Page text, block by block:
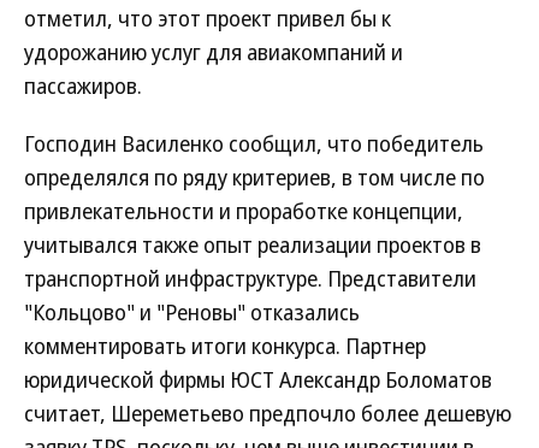
отметил, что этот проект привел бы к
удорожанию услуг для авиакомпаний и
пассажиров.
Господин Василенко сообщил, что победитель
определялся по ряду критериев, в том числе по
привлекательности и проработке концепции,
учитывался также опыт реализации проектов в
транспортной инфраструктуре. Представители
"Кольцово" и "Реновы" отказались
комментировать итоги конкурса. Партнер
юридической фирмы ЮСТ Александр Боломатов
считает, Шереметьево предпочло более дешевую